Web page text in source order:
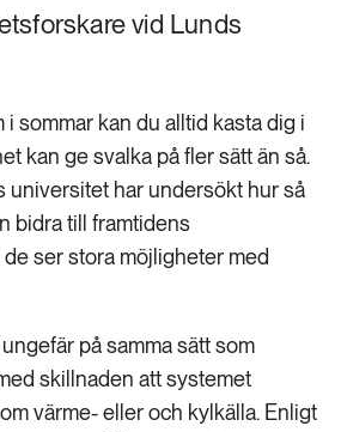
vid Lunds
i sommar kan du alltid kasta dig i
kan ge svalka på fler sätt än så.
universitet har undersökt hur så
bidra till framtidens
ser stora möjligheter med
på samma sätt som
skillnaden att systemet
värme- eller och kylkälla. Enligt